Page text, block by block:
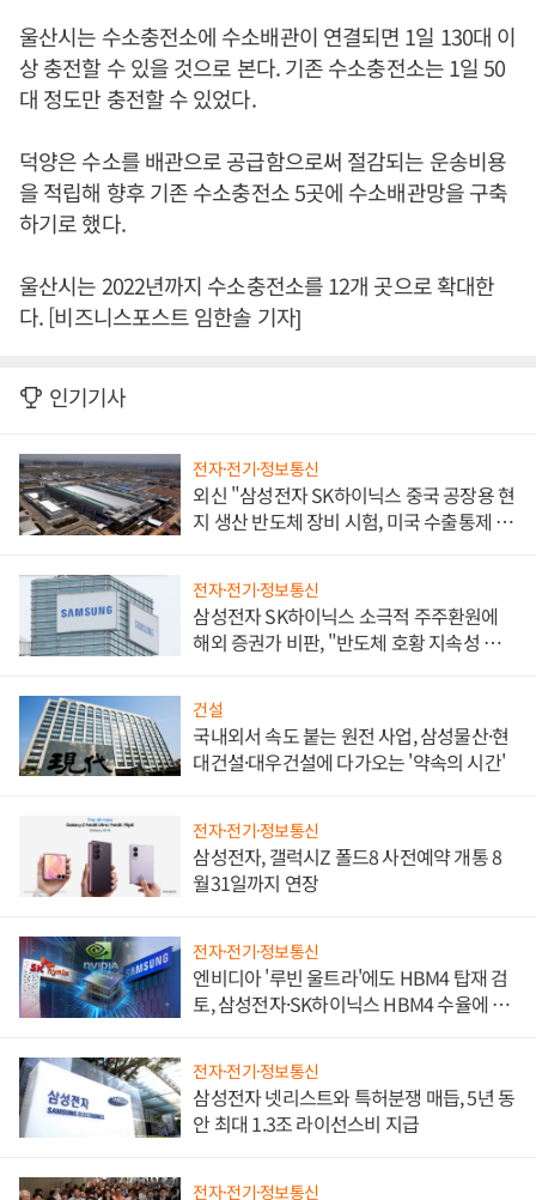
울산시는 수소충전소에 수소배관이 연결되면 1일 130대 이
상 충전할 수 있을 것으로 본다. 기존 수소충전소는 1일 50
대 정도만 충전할 수 있었다.
덕양은 수소를 배관으로 공급함으로써 절감되는 운송비용
을 적립해 향후 기존 수소충전소 5곳에 수소배관망을 구축
하기로 했다.
울산시는 2022년까지 수소충전소를 12개 곳으로 확대한
다. [비즈니스포스트 임한솔 기자]
인기기사
전자·전기·정보통신
외신 "삼성전자 SK하이닉스 중국 공장용 현
지 생산 반도체 장비 시험, 미국 수출통제 대
전자·전기·정보통신
삼성전자 SK하이닉스 소극적 주주환원에
해외 증권가 비판, "반도체 호황 지속성 의
건설
국내외서 속도 붙는 원전 사업, 삼성물산·현
대건설·대우건설에 다가오는 '약속의 시간'
전자·전기·정보통신
삼성전자, 갤럭시Z 폴드8 사전예약 개통 8
월31일까지 연장
전자·전기·정보통신
엔비디아 '루빈 울트라'에도 HBM4 탑재 검
토, 삼성전자·SK하이닉스 HBM4 수율에 주
전자·전기·정보통신
삼성전자 넷리스트와 특허분쟁 매듭, 5년 동
안 최대 1.3조 라이선스비 지급
전자·전기·정보통신